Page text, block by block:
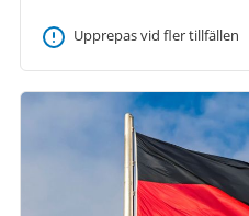
Upprepas vid fler tillfällen